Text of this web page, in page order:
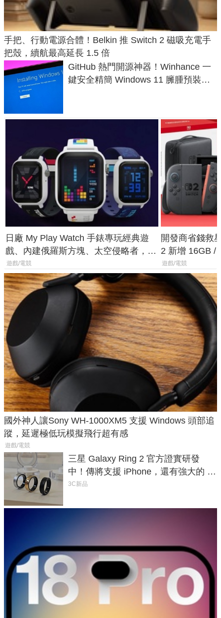
手把、行動電源合體！Belkin 推 Switch 2 磁吸充電手
把殼，續航最高延長 1.5 倍
GitHub 熱門開源神器！Winhance 一
鍵安全精簡 Windows 11 臃腫預裝軟
日廠 My Play Watch 手錶專玩經典遊
戲、內建俄羅斯方塊、太空侵略者，不
過竟然不能連手機？
遊戲/電競
開發商省錢救
2 新增 16GB /
選擇
遊戲/電競
國外神人讓Sony WH-1000XM5 支援 Windows 頭部追
蹤，延遲極低玩模擬飛行超有感
遊戲/電競
三星 Galaxy Ring 2 官方證實研發
中！傳將支援 iPhone，還有強大的 AI
與智慧家電連動功能
3C新品